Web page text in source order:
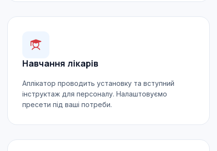
Навчання лікарів
Аплікатор проводить установку та вступний
інструктаж для персоналу. Налаштовуємо
пресети під ваші потреби.